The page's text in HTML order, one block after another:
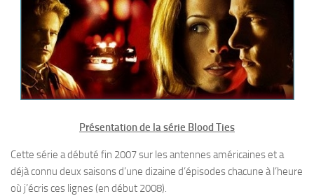
Présentation de la série Blood Ties
Cette série a débuté fin 2007 sur les antennes américaines et a
déjà connu deux saisons d’une dizaine d’épisodes chacune à l’heure
où j’écris ces lignes (en début 2008).